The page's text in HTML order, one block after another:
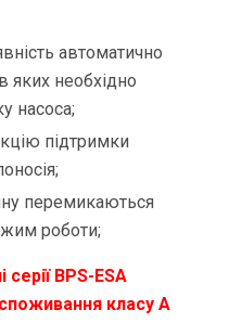
автоматично
яких необхідно
насоса;
підтримки
перемикаються
роботи;
BPS-ESA
класу А